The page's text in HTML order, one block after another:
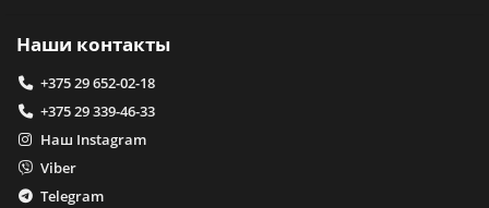
Наши контакты
+375 29 652-02-18
+375 29 339-46-33
Наш Instagram
Viber
Telegram